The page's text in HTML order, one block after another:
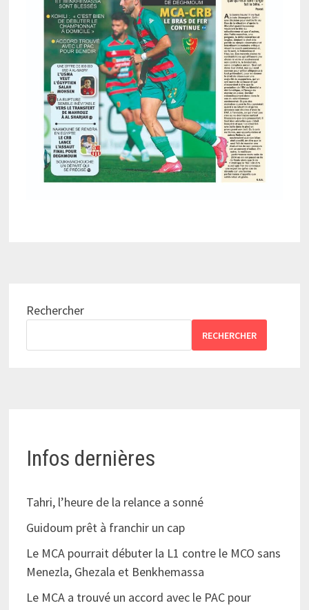
Rechercher
RECHERCHER
Infos dernières
Tahri, l’heure de la relance a sonné
Guidoum prêt à franchir un cap
Le MCA pourrait débuter la L1 contre le MCO sans
Menezla, Ghezala et Benkhemassa
Le MCA a trouvé un accord avec le PAC pour